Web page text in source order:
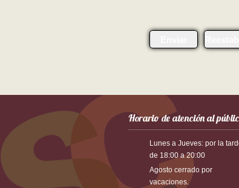
Horario de atención al
Lunes a Jueves: por la
de 18:00 a 20:00
Agosto cerrado por
vacaciones.